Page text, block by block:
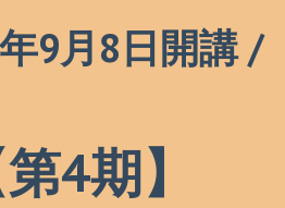
9月8日開講 /
第4期】